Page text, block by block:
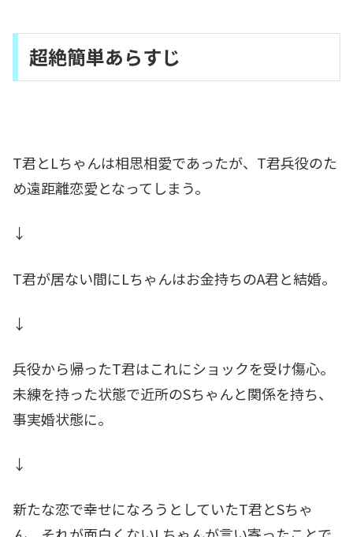
超絶簡単あらすじ
T君とLちゃんは相思相愛であったが、T君兵役のた
め遠距離恋愛となってしまう。
↓
T君が居ない間にLちゃんはお金持ちのA君と結婚。
↓
兵役から帰ったT君はこれにショックを受け傷心。
未練を持った状態で近所のSちゃんと関係を持ち、
事実婚状態に。
↓
新たな恋で幸せになろうとしていたT君とSちゃ